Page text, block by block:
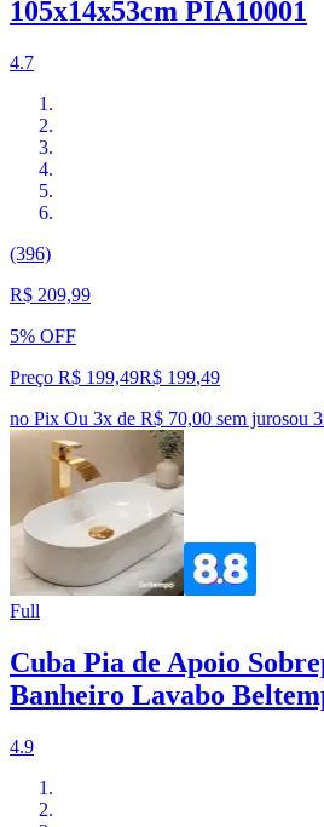
105x14x53cm PIA10001
4.7
(396)
R$ 209,99
5% OFF
Preço R$ 199,49R$ 199,49
no Pix Ou 3x de R$ 70,00 sem jurosou 3
Full
Cuba Pia de Apoio
Banheiro Lavabo
4.9